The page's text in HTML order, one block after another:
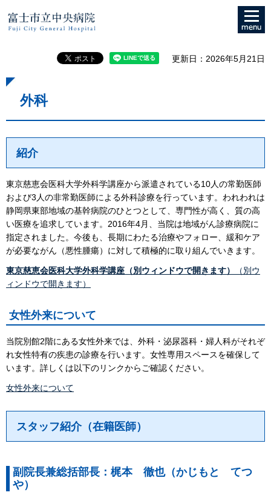
富士市立中央病院
メニュ
ー
更新日：2026年5月21日
外科
紹介
東京慈恵会医科大学外科学講座から派遣されている10人の常勤医師
および3人の非常勤医師による外科診療を行っています。われわれは
静岡県東部地域の基幹病院のひとつとして、専門性が高く、質の高
い医療を追求しています。2016年4月、当院は地域がん診療病院に
指定されました。今後も、長期にわたる治療やフォロー、緩和ケア
が必要ながん（悪性腫瘍）に対して積極的に取り組んでいきます。
東京慈恵会医科大学外科学講座（別ウィンドウで開きます）
（別ウ
ィンドウで開きます）
女性外来について
当院別館2階にある女性外来では、外科・泌尿器科・婦人科がそれぞ
れ女性特有の疾患の診療を行います。女性専用スペースを確保して
います。詳しくは以下のリンクからご確認ください。
女性外来について
スタッフ紹介（在籍医師）
副院長兼総括部長：梶本 徹也（かじもと てつ
や）